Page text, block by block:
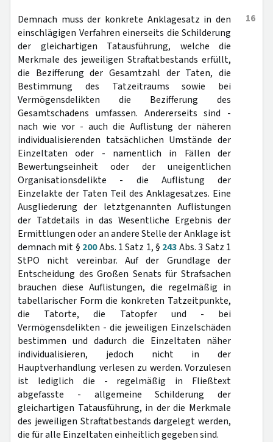
16
Demnach muss der konkrete Anklagesatz in den
einschlägigen Verfahren einerseits die Schilderung
der gleichartigen Tatausführung, welche die
Merkmale des jeweiligen Straftatbestands erfüllt,
die Bezifferung der Gesamtzahl der Taten, die
Bestimmung des Tatzeitraums sowie bei
Vermögensdelikten die Bezifferung des
Gesamtschadens umfassen. Andererseits sind -
nach wie vor - auch die Auflistung der näheren
individualisierenden tatsächlichen Umstände der
Einzeltaten oder - namentlich in Fällen der
Bewertungseinheit oder der uneigentlichen
Organisationsdelikte - die Auflistung der
Einzelakte der Taten Teil des Anklagesatzes. Eine
Ausgliederung der letztgenannten Auflistungen
der Tatdetails in das Wesentliche Ergebnis der
Ermittlungen oder an andere Stelle der Anklage ist
demnach mit § 200Abs. 1 Satz 1, § 243Abs. 3 Satz 1
StPO nicht vereinbar. Auf der Grundlage der
Entscheidung des Großen Senats für Strafsachen
brauchen diese Auflistungen, die regelmäßig in
tabellarischer Form die konkreten Tatzeitpunkte,
die Tatorte, die Tatopfer und - bei
Vermögensdelikten - die jeweiligen Einzelschäden
bestimmen und dadurch die Einzeltaten näher
individualisieren, jedoch nicht in der
Hauptverhandlung verlesen zu werden. Vorzulesen
ist lediglich die - regelmäßig in Fließtext
abgefasste - allgemeine Schilderung der
gleichartigen Tatausführung, in der die Merkmale
des jeweiligen Straftatbestands dargelegt werden,
die für alle Einzeltaten einheitlich gegeben sind.